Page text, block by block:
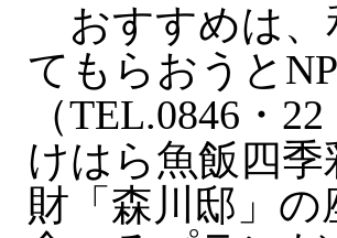
おすすめは、
てもらおうと
（TEL.0846・
けはら魚飯四
財「森川邸」